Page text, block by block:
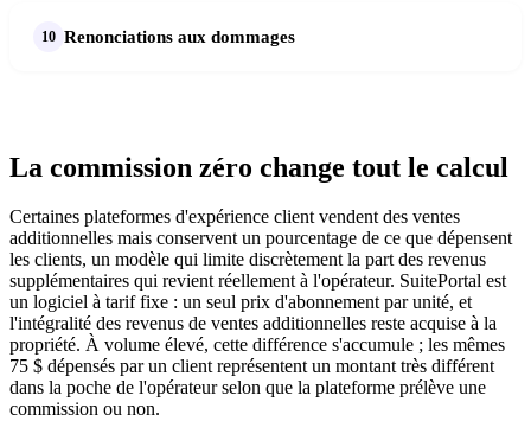
Renonciations aux dommages
La commission zéro change tout le calcul
Certaines plateformes d'expérience client vendent des ventes
additionnelles mais conservent un pourcentage de ce que dépensent
les clients, un modèle qui limite discrètement la part des revenus
supplémentaires qui revient réellement à l'opérateur. SuitePortal est
un logiciel à tarif fixe : un seul prix d'abonnement par unité, et
l'intégralité des revenus de ventes additionnelles reste acquise à la
propriété. À volume élevé, cette différence s'accumule ; les mêmes
75 $ dépensés par un client représentent un montant très différent
dans la poche de l'opérateur selon que la plateforme prélève une
commission ou non.